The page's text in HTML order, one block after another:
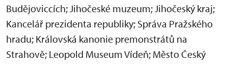
Budějoviccích; Jihočeské muzeum; Jihočeský kraj;
Kancelář prezidenta republiky; Správa Pražského
hradu; Královská kanonie premonstrátů na
Strahově; Leopold Museum Vídeň; Město Český